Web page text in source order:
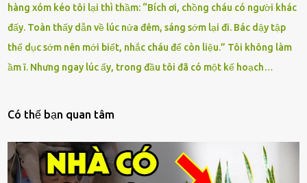
hàng xóm kéo tôi lại thì thầm: “Bích ơi, chồng cháu có người khác
đấy. Toàn thấy dẫn về lúc nửa đêm, sáng sớm lại đi. Bác dậy tập
thể dục sớm nên mới biết, nhắc cháu để còn liệu.” Tôi không làm
ầm ĩ. Nhưng ngay lúc ấy, trong đầu tôi đã có một kế hoạch…
Có thế bạn quan tâm